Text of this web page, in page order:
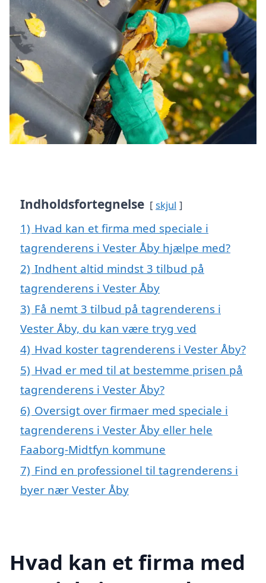
Indholdsfortegnelse skjul
1) Hvad kan et firma med speciale i
tagrenderens i Vester Åby hjælpe med?
2) Indhent altid mindst 3 tilbud på
tagrenderens i Vester Åby
3) Få nemt 3 tilbud på tagrenderens i
Vester Åby, du kan være tryg ved
4) Hvad koster tagrenderens i Vester Åby?
5) Hvad er med til at bestemme prisen på
tagrenderens i Vester Åby?
6) Oversigt over firmaer med speciale i
tagrenderens i Vester Åby eller hele
Faaborg-Midtfyn kommune
7) Find en professionel til tagrenderens i
byer nær Vester Åby
Hvad kan et firma med